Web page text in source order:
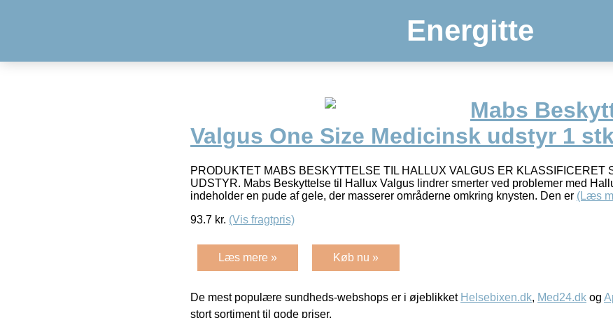
Energitte
Mabs
Valgus One Size Medicinsk udstyr 1
PRODUKTET MABS BESKYTTELSE TIL HALLUX VALGUS ER KLASSIFICERET
UDSTYR. Mabs Beskyttelse til Hallux Valgus lindrer smerter ved problemer med
indeholder en pude af gele, der masserer områderne omkring knysten. Den er (Læs
93.7 kr. (Vis fragtpris)
Læs mere » Køb nu »
De mest populære sundheds-webshops er i øjeblikket Helsebixen.dk, Med24.dk og
stort sortiment til gode priser.